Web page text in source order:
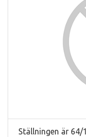
Ställningen är 64/